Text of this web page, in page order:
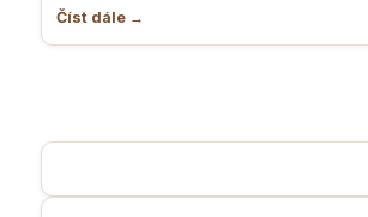
Číst dále →